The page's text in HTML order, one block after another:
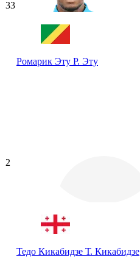
33
Ромарик Эту Р. Эту
2
Тедо Кикабидзе Т. Кикабидзе